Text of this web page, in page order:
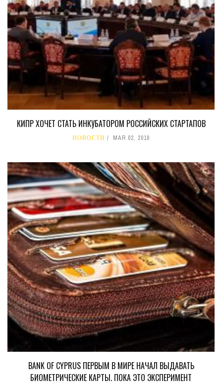
КИПР ХОЧЕТ СТАТЬ ИНКУБАТОРОМ РОССИЙСКИХ СТАРТАПОВ
НОВОСТИ MAR 02, 2018
BANK OF CYPRUS ПЕРВЫМ В МИРЕ НАЧАЛ ВЫДАВАТЬ
БИОМЕТРИЧЕСКИЕ КАРТЫ. ПОКА ЭТО ЭКСПЕРИМЕНТ